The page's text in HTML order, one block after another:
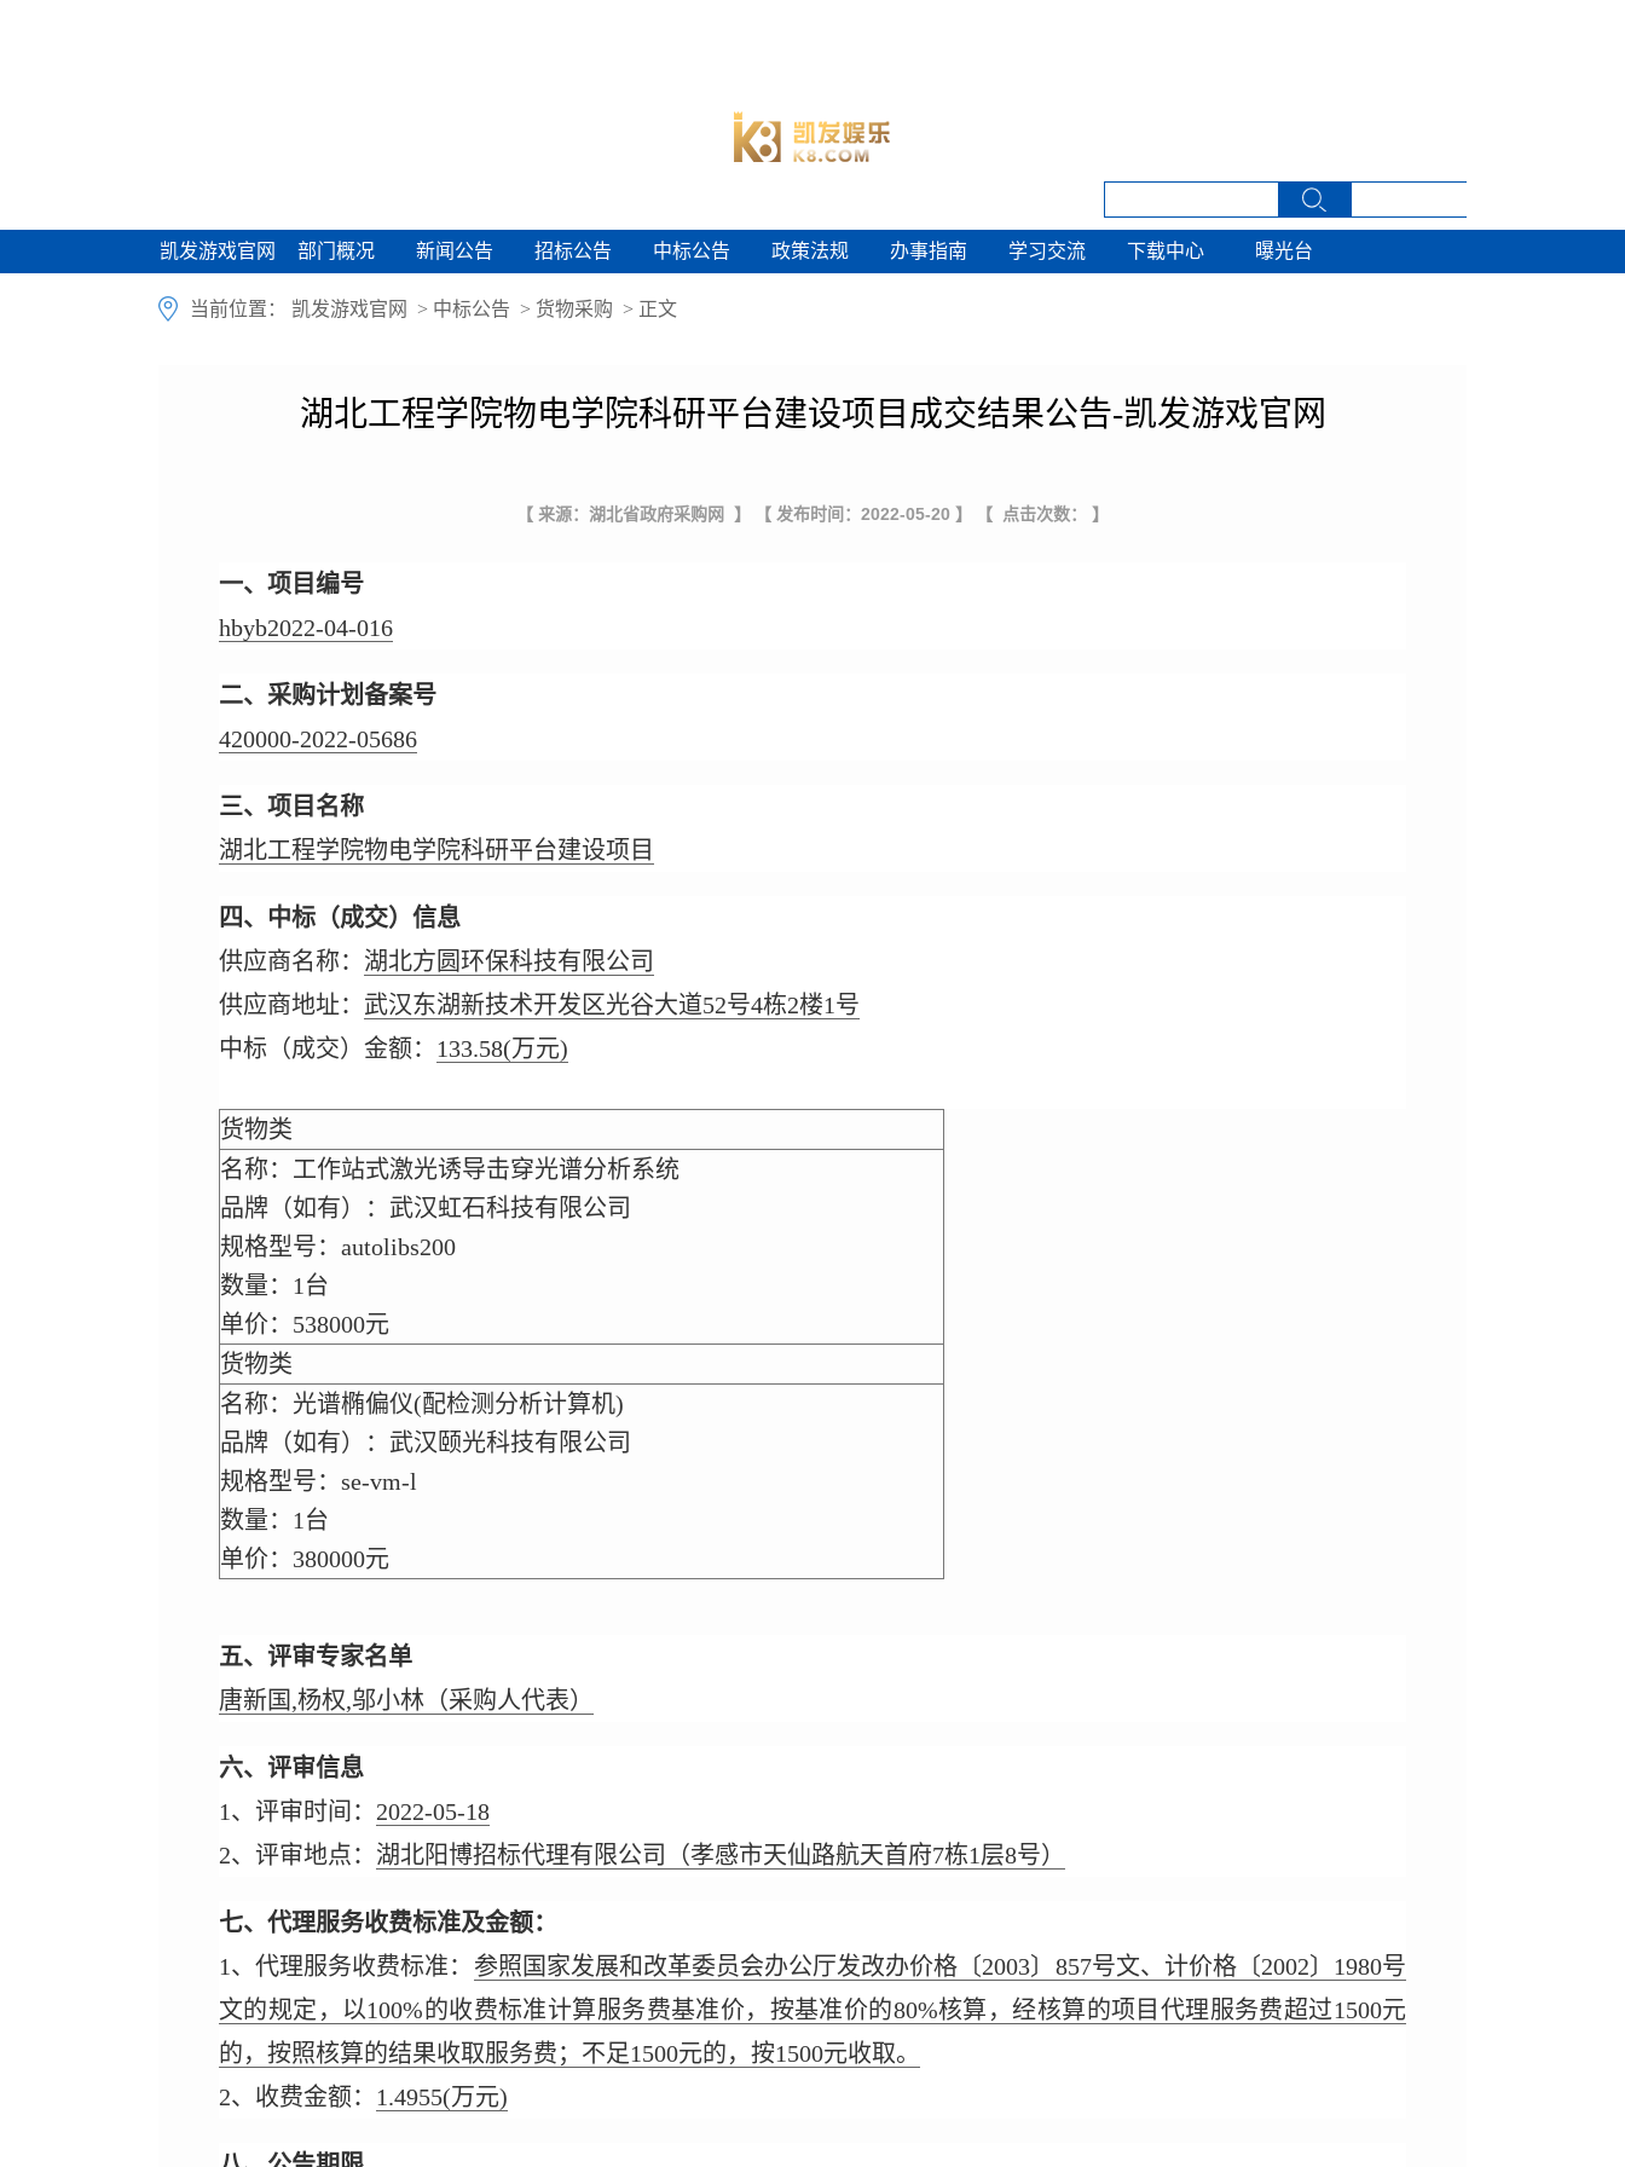
凯发游戏官网
凯发游戏官网 部门概况
部门概况 新闻公告
新闻公告 招标公告
招标公告 中标公告
中标公告 政策法规
政策法规 办事指南
办事指南 学习交流
学习交流 下载中心
下载中心 曝光台
曝光台
当前位置： 凯发游戏官网 > 中标公告 > 货物采购 > 正文
湖北工程学院物电学院科研平台建设项目成交结果公告-凯发游戏官网
【 来源：湖北省政府采购网 】 【 发布时间：2022-05-20 】 【 点击次数： 】
一、项目编号
hbyb2022-04-016
二、采购计划备案号
420000-2022-05686
三、项目名称
湖北工程学院物电学院科研平台建设项目
四、中标（成交）信息
供应商名称： 湖北方圆环保科技有限公司
供应商地址： 武汉东湖新技术开发区光谷大道52号4栋2楼1号
中标（成交）金额： 133.58(万元)
货物类
名称：工作站式激光诱导击穿光谱分析系统
品牌（如有）：武汉虹石科技有限公司
规格型号：autolibs200
数量：1台
单价：538000元
货物类
名称：光谱椭偏仪(配检测分析计算机)
品牌（如有）：武汉颐光科技有限公司
规格型号：se-vm-l
数量：1台
单价：380000元
五、评审专家名单
唐新国,杨权,邬小林（采购人代表）
六、评审信息
1、评审时间： 2022-05-18
2、评审地点： 湖北阳博招标代理有限公司（孝感市天仙路航天首府7栋1层8号）
七、代理服务收费标准及金额：
1、代理服务收费标准： 参照国家发展和改革委员会办公厅发改办价格〔2003〕857号文、计价格〔2002〕1980号
文的规定，以100%的收费标准计算服务费基准价，按基准价的80%核算，经核算的项目代理服务费超过1500元
的，按照核算的结果收取服务费；不足1500元的，按1500元收取。
2、收费金额： 1.4955(万元)